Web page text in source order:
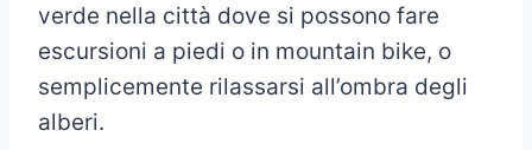
verde nella città dove si possono fare
escursioni a piedi o in mountain bike, o
semplicemente rilassarsi all’ombra degli
alberi.